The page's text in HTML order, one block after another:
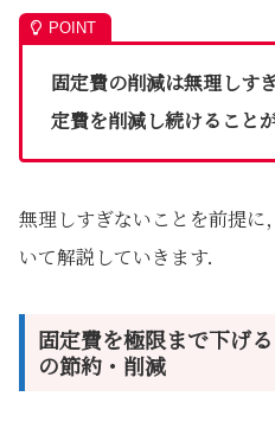
固定費の削減は無理しす
定費を削減し続けることが
無理しすぎないことを前提に
いて解説していきます．
固定費を極限まで下げ
の節約・削減